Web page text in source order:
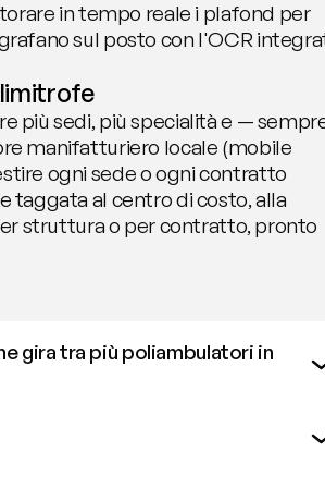
in tempo reale i plafond per
sul posto con l'OCR
più sedi, più specialità e —
manifatturiero locale (mobile
ogni sede o ogni contratto
taggata al centro di costo, alla
struttura o per contratto, pronto
gira tra più poliambulatori in